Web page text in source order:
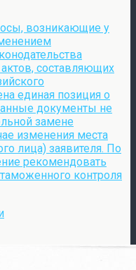
возникающие у
составляющих
единая позиция о
документы не
замене
изменения места
лица) заявителя. По
рекомендовать
контроля